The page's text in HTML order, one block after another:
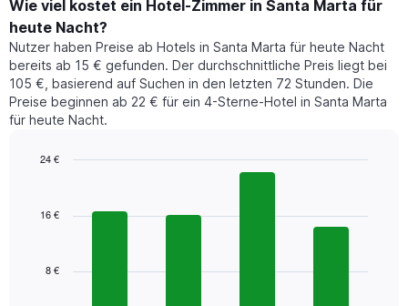
hat
1
Y-
Achse,
die
den
durchschnittlichen
Zimmerpreis
durchschnittlichen
Preis
eines
Zimmers
für
den
jeweiligen
Das
die
Wie viel kostet ein Hotel-Zimmer in Santa Marta für
heute Nacht?
Nutzer haben Preise ab Hotels in Santa Marta für heute Nacht
bereits ab 15 € gefunden. Der durchschnittliche Preis liegt bei
105 €, basierend auf Suchen in den letzten 72 Stunden. Die
Preise beginnen ab 22 € für ein 4-Sterne-Hotel in Santa Marta
für heute Nacht.
with
Das
8 €
16 €
24 €